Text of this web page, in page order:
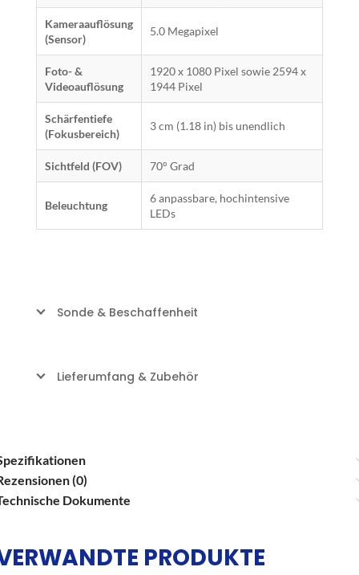
Kameraauflösung
(Sensor)
5.0 Megapixel
Foto- &
Videoauflösung
1920 x 1080 Pixel sowie 2594 x
1944 Pixel
Schärfentiefe
(Fokusbereich)
3 cm (1.18 in) bis unendlich
Sichtfeld (FOV) 70° Grad
Beleuchtung
6 anpassbare, hochintensive
LEDs
Sonde & Beschaffenheit
Lieferumfang & Zubehör
(0)
Dokumente
PRODUKTE